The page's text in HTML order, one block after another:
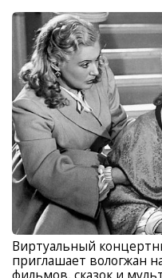
Виртуальный
приглашает вологжан